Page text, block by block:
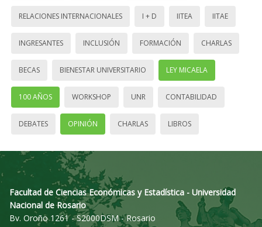
RELACIONES INTERNACIONALES I + D IITEA IITAE
INGRESANTES INCLUSIÓN FORMACIÓN CHARLAS
BECAS BIENESTAR UNIVERSITARIO LEY MICAELA
100 AÑOS WORKSHOP UNR CONTABILIDAD
DEBATES OPINIÓN CHARLAS LIBROS
Facultad de Ciencias Económicas y Estadística - Universidad
Nacional de Rosario
Bv. Oroño 1261 - S2000DSM - Rosario